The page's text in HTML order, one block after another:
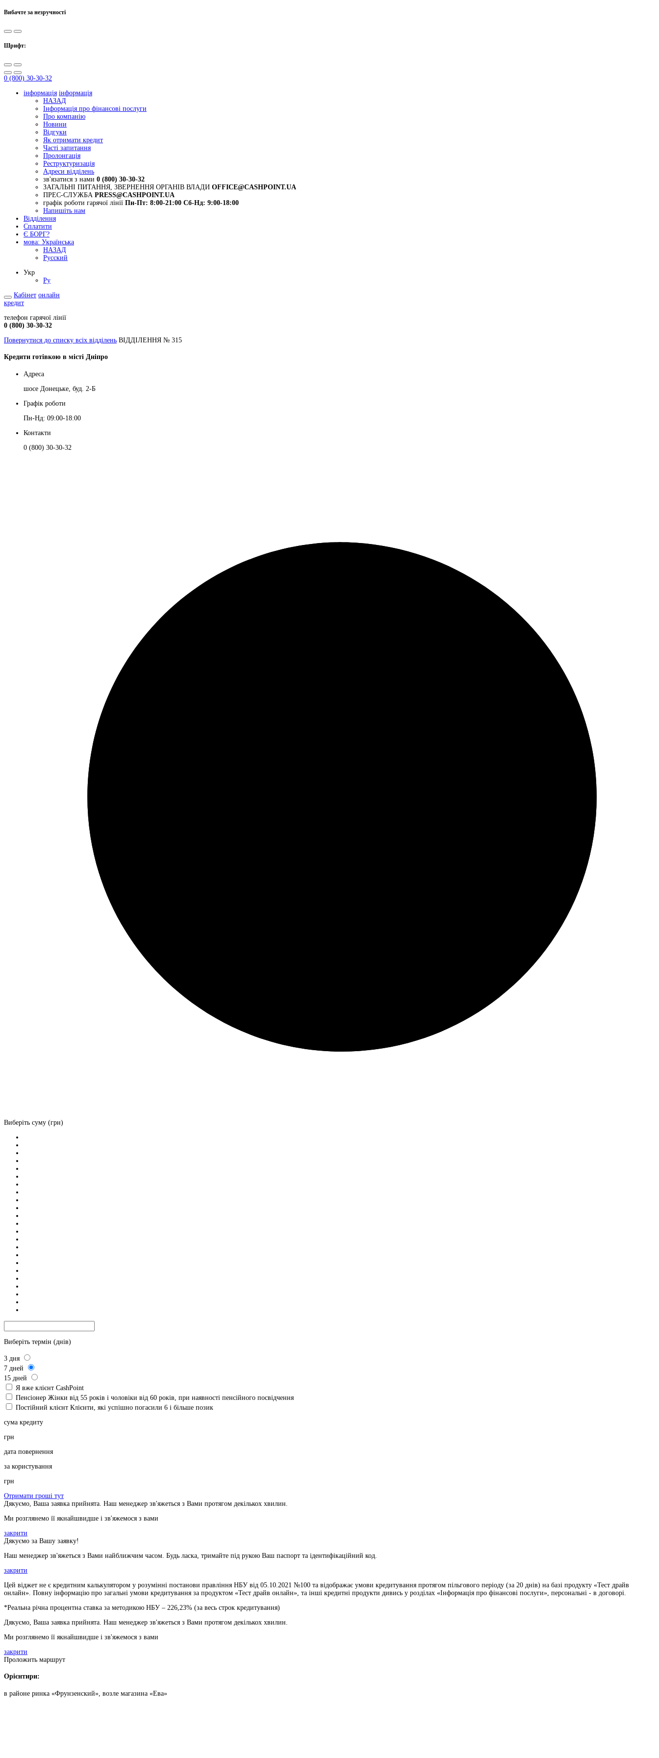
Вибачте за незручності
Шрифт:
0 (800) 30-30-32
інформація інформація
НАЗАД
Інформація про фінансові послуги
Про компанію
Новини
Відгуки
Як отримати кредит
Часті запитання
Пролонгація
Реструктуризація
Адреси відділень
зв'язатися з нами 0 (800) 30-30-32
ЗАГАЛЬНІ ПИТАННЯ, ЗВЕРНЕННЯ ОРГАНІВ ВЛАДИ OFFICE@CASHPOINT.UA
ПРЕС-СЛУЖБА PRESS@CASHPOINT.UA
графік роботи гарячої лінії Пн-Пт: 8:00-21:00 Сб-Нд: 9:00-18:00
Напишіть нам
Відділення
Сплатити
Є БОРГ?
мова: Українська
НАЗАД
Русский
Укр
Ру
Кабінет онлайн
кредит
телефон гарячої лінії
0 (800) 30-30-32
Повернутися до списку всіх відділень ВІДДІЛЕННЯ № 315
Кредити готівкою в місті Дніпро
Адреса
шосе Донецьке, буд. 2-Б
Графік роботи
Пн-Нд: 09:00-18:00
Контакти
0 (800) 30-30-32
Виберіть суму (грн)
Виберіть термін (днів)
3 дня
7 дней
15 дней
Я вже клієнт CashPoint
Пенсіонер Жінки від 55 років і чоловіки від 60 років, при наявності пенсійного посвідчення
Постійний клієнт Клієнти, які успішно погасили 6 і більше позик
сума кредиту
грн
дата повернення
за користування
грн
Отримати гроші тут
Дякуємо, Ваша заявка прийнята. Наш менеджер зв'яжеться з Вами протягом декількох хвилин.
Ми розглянемо її якнайшвидше і зв'яжемося з вами
закрити
Дякуємо за Вашу заявку!
Наш менеджер зв'яжеться з Вами найближчим часом. Будь ласка, тримайте під рукою Ваш паспорт та ідентифікаційний код.
закрити
Цей віджет не є кредитним калькулятором у розумінні постанови правління НБУ від 05.10.2021 №100 та відображає умови кредитування протягом пільгового періоду (за 20 днів) на базі продукту «Тест драйв
онлайн». Повну інформацію про загальні умови кредитування за продуктом «Тест драйв онлайн», та інші кредитні продукти дивись у розділах «Інформація про фінансові послуги», персональні - в договорі.
*Реальна річна процентна ставка за методикою НБУ – 226,23% (за весь строк кредитування)
Дякуємо, Ваша заявка прийнята. Наш менеджер зв'яжеться з Вами протягом декількох хвилин.
Ми розглянемо її якнайшвидше і зв'яжемося з вами
закрити
Проложить маршрут
Орієнтири:
в районе ринка «Фрунзенский», возле магазина «Ева»